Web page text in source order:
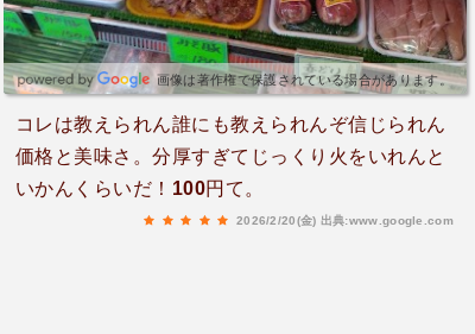
画像は著作権で保護されている場合があります。
コレは教えられん誰にも教えられんぞ信じられん
価格と美味さ。分厚すぎてじっくり火をいれんと
いかんくらいだ！100円て。
2026/2/20(金) 出典:www.google.com